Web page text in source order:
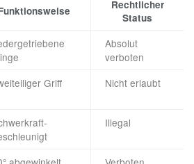
Rechtlicher
Status
Absolut
verboten
Griff Nicht erlaubt
Illegal